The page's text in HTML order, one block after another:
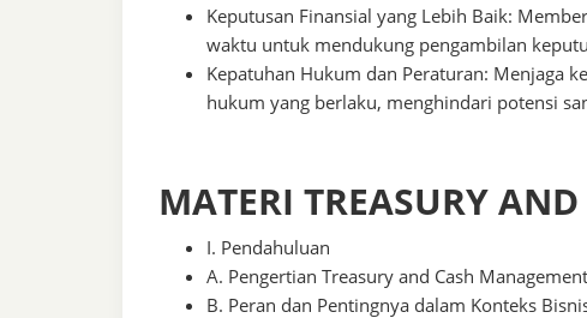
Keputusan Finansial yang Lebih Baik:
waktu untuk mendukung pengambilan
Kepatuhan Hukum dan Peraturan: Menjaga
hukum yang berlaku, menghindari potensi
MATERI TREASURY
I. Pendahuluan
A. Pengertian Treasury and Cash Management
B. Peran dan Pentingnya dalam Konteks